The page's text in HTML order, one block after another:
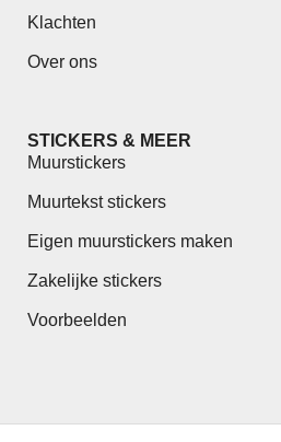
Klachten
Over ons
STICKERS & MEER
Muurstickers
Muurtekst stickers
Eigen muurstickers maken
Zakelijke stickers
Voorbeelden